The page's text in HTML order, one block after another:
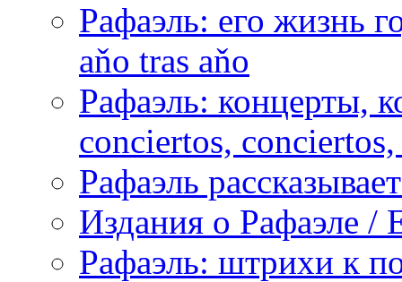
Рафаэль: его жизнь
aňo tras aňo
Рафаэль: концерты,
conciertos,
Рафаэль
Издания о Рафаэле /
Рафаэль: штрихи к